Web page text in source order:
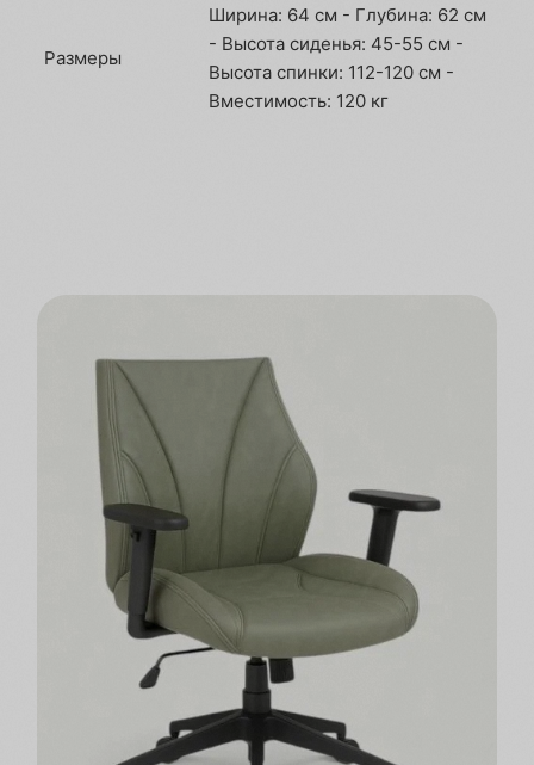
Размеры
Ширина: 64 см - Глубина: 62 см
- Высота сиденья: 45-55 см -
Высота спинки: 112-120 см -
Вместимость: 120 кг